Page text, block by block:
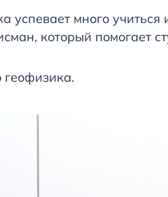
успевает много
который помогает
геофизика.